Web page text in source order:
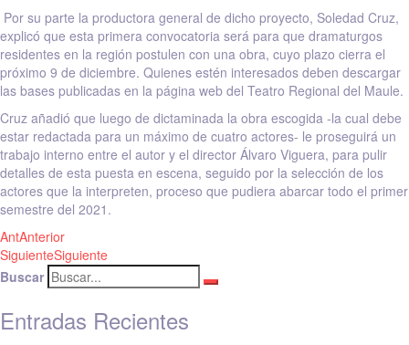
Por su parte la productora general de dicho proyecto, Soledad Cruz,
explicó que esta primera convocatoria será para que dramaturgos
residentes en la región postulen con una obra, cuyo plazo cierra el
próximo 9 de diciembre. Quienes estén interesados deben descargar
las bases publicadas en la página web del Teatro Regional del Maule.
Cruz añadió que luego de dictaminada la obra escogida -la cual debe
estar redactada para un máximo de cuatro actores- le proseguirá un
trabajo interno entre el autor y el director Álvaro Viguera, para pulir
detalles de esta puesta en escena, seguido por la selección de los
actores que la interpreten, proceso que pudiera abarcar todo el primer
semestre del 2021.
AntAnterior
SiguienteSiguiente
Buscar
Entradas Recientes